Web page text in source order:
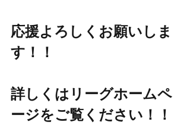
応援よろしくお願いしま
す！！
詳しくはリーグホームペ
ージをご覧ください！！